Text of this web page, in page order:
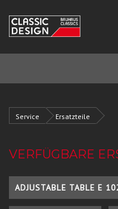
Service Ersatzteile
VERFÜGBARE
ADJUSTABLE TABLE E